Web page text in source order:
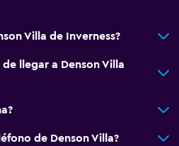
Villa de Inverness?
llegar a Denson Villa
de Denson Villa?